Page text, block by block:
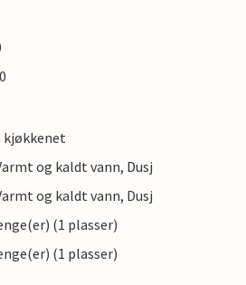
kjøkkenet
og kaldt vann, Dusj
og kaldt vann, Dusj
(1 plasser)
(1 plasser)